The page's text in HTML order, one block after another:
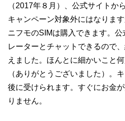
（2017年８月）、公式サイトか
キャンペーン対象外にはなりま
ニフモのSIMは購入できます。
レーターとチャットできるので
えました。ほんとに細かいこと
（ありがとうございました）。
後に受けられます。すぐにお金
りません。